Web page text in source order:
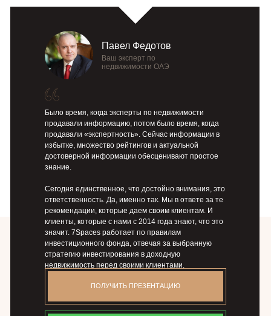
Было время, когда эксперты по недвижимости
продавали информацию, потом было время, когда
продавали «экспертность». Сейчас информации в
избытке, множество рейтингов и актуальной
достоверной информации обесценивают простое
знание.
Сегодня единственное, что достойно внимания, это
ответственность. Да, именно так. Мы в ответе за те
рекомендации, которые даем своим клиентам. И
клиенты, которые с нами с 2014 года знают, что это
значит. 7Spaces работает по правилам
инвестиционного фонда, отвечая за выбранную
стратегию инвестирования в доходную
недвижимость перед своими клиентами.
Ваш эксперт по
недвижимости ОАЭ
Павел Федотов
ПОЛУЧИТЬ ПРЕЗЕНТАЦИЮ